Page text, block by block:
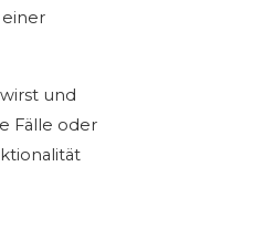
und
Fälle oder